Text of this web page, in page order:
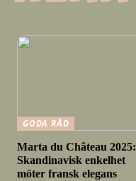
GODA RÅD
Marta du Château 2025:
Skandinavisk enkelhet
möter fransk elegans